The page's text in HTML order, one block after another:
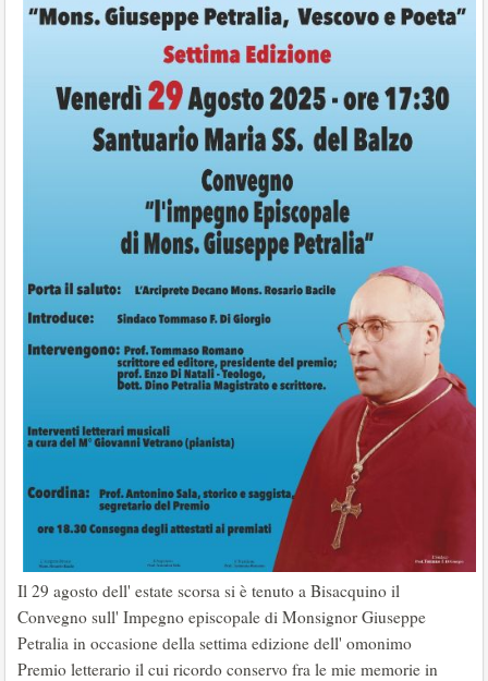
Il 29 agosto dell' estate scorsa si è tenuto a Bisacquino il
Convegno sull' Impegno episcopale di Monsignor Giuseppe
Petralia in occasione della settima edizione dell' omonimo
Premio letterario il cui ricordo conservo fra le mie memorie in